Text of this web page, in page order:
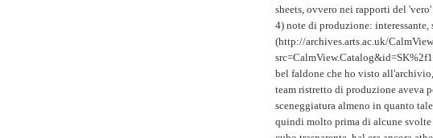
sheets, ovvero nei rapporti del
4) note di produzione: interessante,
(http://archives.arts.ac.uk/
bel faldone che ho visto
team ristretto di produzione aveva
sceneggiatura almeno in quanto
quindi molto prima di alcune